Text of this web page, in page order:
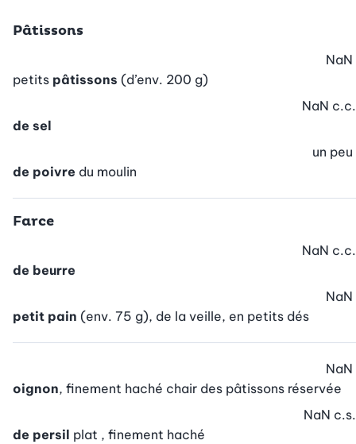
Pâtissons
petits pâtissons (d’env. 200 g)
NaN
de sel
NaN c.c.
de poivre du moulin
un peu
Farce
de beurre
NaN c.c.
petit pain (env. 75 g), de la veille, en petits dés
NaN
oignon, finement haché chair des pâtissons réservée
NaN
de persil plat , finement haché
NaN c.s.